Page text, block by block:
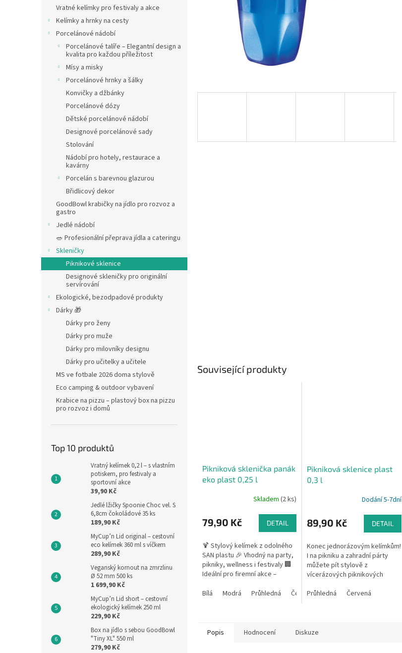
Vratné kelímky pro festivaly a akce
Kelímky a hrnky na cesty
Porcelánové nádobí
Porcelánové talíře – Elegantní design a
kvalita pro každou příležitost
Mísy a misky
Porcelánové hrnky a šálky
Konvičky a džbánky
Porcelánové dózy
Dětské porcelánové nádobí
Designové porcelánové sady
Stolování
Nádobí pro hotely, restaurace a
kavárny
Porcelán s barevnou glazurou
Břidlicový dekor
GoodBowl krabičky na jídlo pro rozvoz a
gastro
Jedlé nádobí
🥗 Profesionální přeprava jídla a cateringu
Skleničky
Piknikové sklenice
Designové skleničky pro originální
servírování
Ekologické, bezodpadové produkty
Dárky 🎁
Dárky pro ženy
Dárky pro muže
Dárky pro milovníky designu
Dárky pro učitelky a učitele
MS ve fotbale 2026 doma stylově
Eco camping & outdoor vybavení
Krabice na pizzu – plastový box na pizzu
pro rozvoz i domů
Top 10 produktů
Vratný kelímek 0,2 l – s vlastním
potiskem, pro festivaly a
sportovní akce
39,90 Kč
Jedlé lžičky Spoonie Choc vel. S
6,8cm čokoládové 35 ks
189,90 Kč
MyCup’n Lid original – cestovní
eco kelímek 360 ml s víčkem
289,90 Kč
Veganský kornout na zmrzlinu
Ø 52 mm 500 ks
1 699,90 Kč
MyCup’n Lid short – cestovní
ekologický kelímek 250 ml
229,90 Kč
Box na jídlo s sebou GoodBowl
"Tiny XL" 550 ml
279,90 Kč
Související produkty
Pikniková sklenička panák
eko plast 0,25 l
Skladem (2 ks)
79,90 Kč DETAIL
🍹 Stylový kelímek z odolného
SAN plastu 🎉 Vhodný na party,
pikniky, wellness i festivaly 🏢
Ideální pro firemní akce –
Opakovaně použitelný,...
Bílá Modrá Průhledná Červená
Pikniková sklenice plast
0,3 l
Dodání 5-7dní
89,90 Kč DETAIL
Konec jednorázovým kelímkům!
I na pikniku a zahradní párty
můžete pít stylově z
vícerázových piknikových
na piknik z tvrzeného odolného
Průhledná Červená
Popis Hodnocení Diskuze